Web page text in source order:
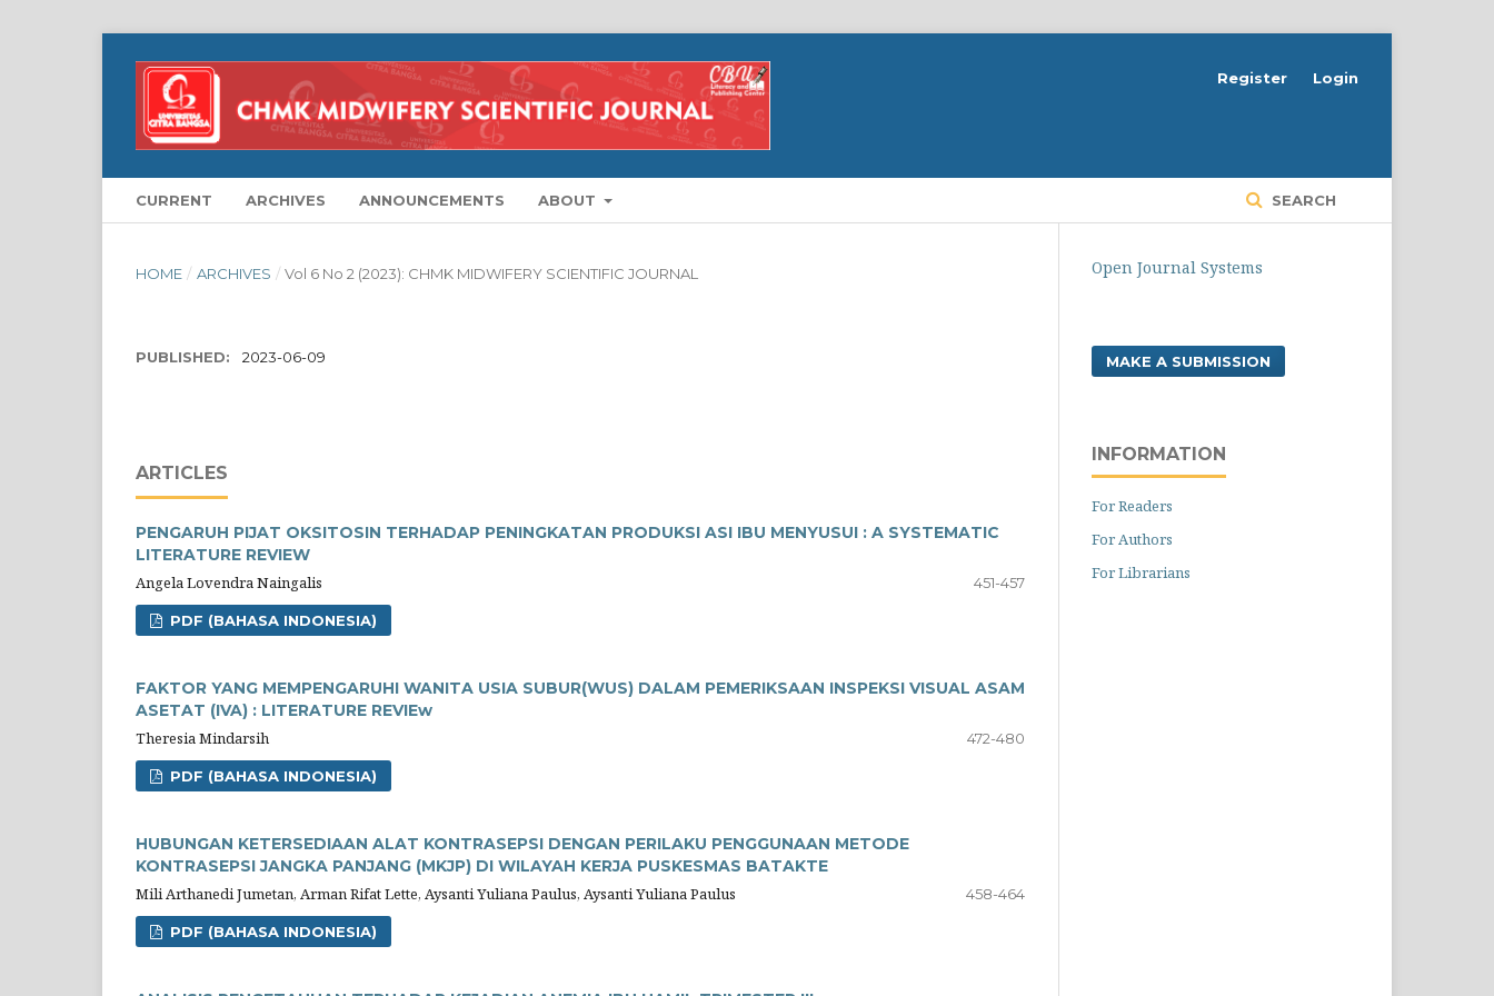
CURRENT ARCHIVES ANNOUNCEMENTS ABOUT SEARCH
Register Login
HOME / ARCHIVES / Vol 6 No 2 (2023): CHMK MIDWIFERY SCIENTIFIC JOURNAL
PUBLISHED: 2023-06-09
ARTICLES
PENGARUH PIJAT OKSITOSIN TERHADAP PENINGKATAN PRODUKSI ASI IBU MENYUSUI : A SYSTEMATIC
LITERATURE REVIEW
Angela Lovendra Naingalis
451-457
PDF (BAHASA INDONESIA)
FAKTOR YANG MEMPENGARUHI WANITA USIA SUBUR(WUS) DALAM PEMERIKSAAN INSPEKSI VISUAL ASAM
ASETAT (IVA) : LITERATURE REVIEw
Theresia Mindarsih
472-480
PDF (BAHASA INDONESIA)
HUBUNGAN KETERSEDIAAN ALAT KONTRASEPSI DENGAN PERILAKU PENGGUNAAN METODE
KONTRASEPSI JANGKA PANJANG (MKJP) DI WILAYAH KERJA PUSKESMAS BATAKTE
Mili Arthanedi Jumetan, Arman Rifat Lette, Aysanti Yuliana Paulus, Aysanti Yuliana Paulus
458-464
PDF (BAHASA INDONESIA)
Open Journal Systems
MAKE A SUBMISSION
INFORMATION
For Readers
For Authors
For Librarians